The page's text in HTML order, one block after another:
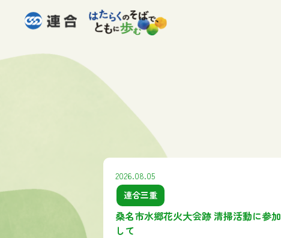
2026.08.05
連合三重
桑名市水郷花火大会跡 清掃活動に参加
して